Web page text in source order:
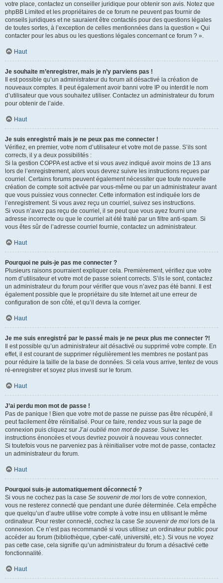
votre place, contactez un conseiller juridique pour obtenir son avis. Notez que
phpBB Limited et les propriétaires de ce forum ne peuvent pas fournir de
conseils juridiques et ne sauraient être contactés pour des questions légales
de toutes sortes, à l’exception de celles mentionnées dans la question « Qui
contacter pour les abus ou les questions légales concernant ce forum ? ».
Haut
Je souhaite m’enregistrer, mais je n’y parviens pas !
Il est possible qu’un administrateur du forum ait désactivé la création de
nouveaux comptes. Il peut également avoir banni votre IP ou interdit le nom
d’utilisateur que vous souhaitez utiliser. Contactez un administrateur du forum
pour obtenir de l’aide.
Haut
Je suis enregistré mais je ne peux pas me connecter !
Vérifiez, en premier, votre nom d’utilisateur et votre mot de passe. S’ils sont
corrects, il y a deux possibilités :
Si la gestion COPPA est active et si vous avez indiqué avoir moins de 13 ans
lors de l’enregistrement, alors vous devrez suivre les instructions reçues par
courriel. Certains forums peuvent également nécessiter que toute nouvelle
création de compte soit activée par vous-même ou par un administrateur avant
que vous puissiez vous connecter. Cette information est indiquée lors de
l’enregistrement. Si vous avez reçu un courriel, suivez ses instructions.
Si vous n’avez pas reçu de courriel, il se peut que vous ayez fourni une
adresse incorrecte ou que le courriel ait été traité par un filtre anti-spam. Si
vous êtes sûr de l’adresse courriel fournie, contactez un administrateur.
Haut
Pourquoi ne puis-je pas me connecter ?
Plusieurs raisons pourraient expliquer cela. Premièrement, vérifiez que votre
nom d’utilisateur et votre mot de passe soient corrects. S’ils le sont, contactez
un administrateur du forum pour vérifier que vous n’avez pas été banni. Il est
également possible que le propriétaire du site Internet ait une erreur de
configuration de son côté, et qu’il devra la corriger.
Haut
Je me suis enregistré par le passé mais je ne peux plus me connecter ?!
Il est possible qu’un administrateur ait désactivé ou supprimé votre compte. En
effet, il est courant de supprimer régulièrement les membres ne postant pas
pour réduire la taille de la base de données. Si cela vous arrive, tentez de vous
ré-enregistrer et soyez plus investi sur le forum.
Haut
J’ai perdu mon mot de passe !
Pas de panique ! Bien que votre mot de passe ne puisse pas être récupéré, il
peut facilement être réinitialisé. Pour ce faire, rendez vous sur la page de
connexion puis cliquez sur J’ai oublié mon mot de passe. Suivez les
instructions énoncées et vous devriez pouvoir à nouveau vous connecter.
Si toutefois vous ne parveniez pas à réinitialiser votre mot de passe, contactez
un administrateur du forum.
Haut
Pourquoi suis-je automatiquement déconnecté ?
Si vous ne cochez pas la case Se souvenir de moi lors de votre connexion,
vous ne resterez connecté que pendant une durée déterminée. Cela empêche
que quelqu’un d’autre utilise votre compte à votre insu en utilisant le même
ordinateur. Pour rester connecté, cochez la case Se souvenir de moi lors de la
connexion. Ce n’est pas recommandé si vous utilisez un ordinateur public pour
accéder au forum (bibliothèque, cyber-café, université, etc.). Si vous ne voyez
pas cette case, cela signifie qu’un administrateur du forum a désactivé cette
fonctionnalité.
Haut